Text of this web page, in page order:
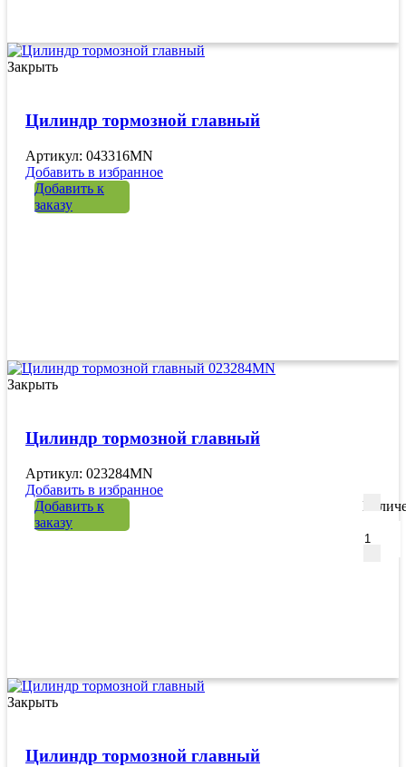
Закрыть
Цилиндр тормозной главный
Артикул: 043316MN
Добавить в избранное
Добавить к
заказу
Закрыть
Цилиндр тормозной главный
Артикул: 023284MN
Добавить в избранное
Добавить к
заказу
Закрыть
Цилиндр тормозной главный